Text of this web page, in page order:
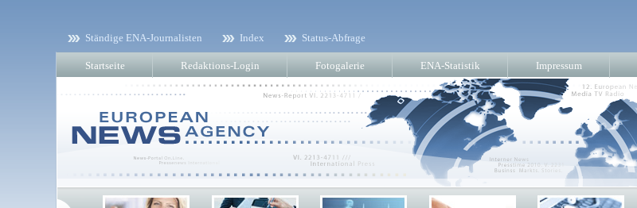
Ständige ENA-Journalisten Index Status-Abfrage
Startseite Redaktions-Login Fotogalerie ENA-Statistik Impressum